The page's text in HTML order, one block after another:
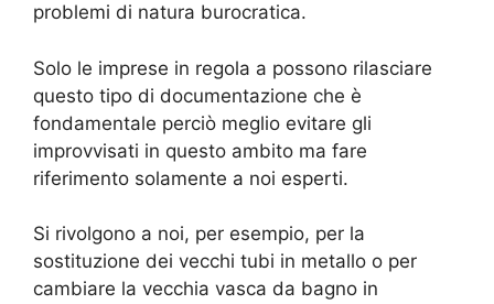
problemi di natura burocratica.
Solo le imprese in regola a possono rilasciare
questo tipo di documentazione che è
fondamentale perciò meglio evitare gli
improvvisati in questo ambito ma fare
riferimento solamente a noi esperti.
Si rivolgono a noi, per esempio, per la
sostituzione dei vecchi tubi in metallo o per
cambiare la vecchia vasca da bagno in